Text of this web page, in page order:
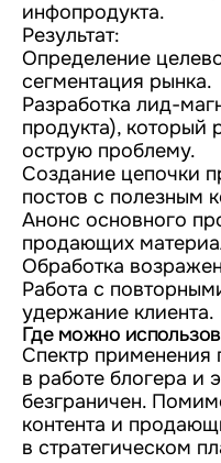
инфопродукта.
Результат:
Определение
сегментация рынка.
Разработка лид-
продукта), который
острую проблему.
Создание цепочки
постов с полезным
Анонс основного
продающих
Обработка
Работа с
удержание клиента.
Где можно
Спектр применения
в работе блогера и
безграничен.
контента и
в стратегическом